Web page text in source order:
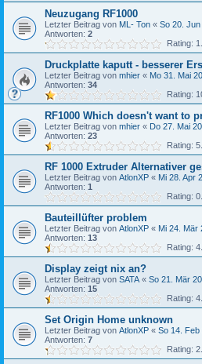
Neuzugang RF1000
Letzter Beitrag von ML- Ton « So 20.
Antworten: 2
Rating:
Druckplatte kaputt - besserer
Letzter Beitrag von mhier « Mo 31. Mai
Antworten: 34
Rating:
RF1000 Which doesn't want to
Letzter Beitrag von mhier « Do 27. Mai
Antworten: 23
Rating:
RF 1000 Extruder Alternativer
Letzter Beitrag von AtlonXP « Mi 28. Apr
Antworten: 1
Rating:
Bauteillüfter problem
Letzter Beitrag von AtlonXP « Mi 24. Mär
Antworten: 13
Rating:
Display zeigt nix an?
Letzter Beitrag von SATA « So 21. Mär
Antworten: 15
Rating:
Set Origin Home unknown
Letzter Beitrag von AtlonXP « So 14. Feb
Antworten: 7
Rating: